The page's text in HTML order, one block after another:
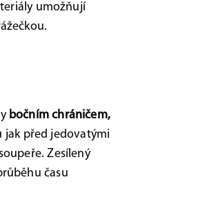
umožňují
bočním chráničem,
jak před jedovatými
Zesílený
času